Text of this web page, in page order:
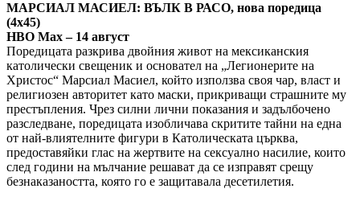
МАРСИАЛ МАСИЕЛ: ВЪЛК В РАСО, нова поредица
(4х45)
HBO Max – 14 август
Поредицата разкрива двойния живот на мексиканския
католически свещеник и основател на „Легионерите на
Христос“ Марсиал Масиел, който използва своя чар, власт и
религиозен авторитет като маски, прикриващи страшните му
престъпления. Чрез силни лични показания и задълбочено
разследване, поредицата изобличава скритите тайни на една
от най-влиятелните фигури в Католическата църква,
предоставяйки глас на жертвите на сексуално насилие, които
след години на мълчание решават да се изправят срещу
безнаказаността, която го е защитавала десетилетия.